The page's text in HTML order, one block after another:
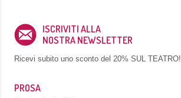
ISCRIVITI ALLA
NOSTRA NEWSLETTER
Ricevi subito uno sconto del 20% SUL TEATRO!
PROSA